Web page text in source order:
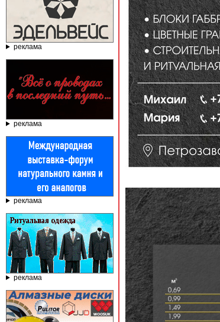
реклама
реклама
реклама
реклама